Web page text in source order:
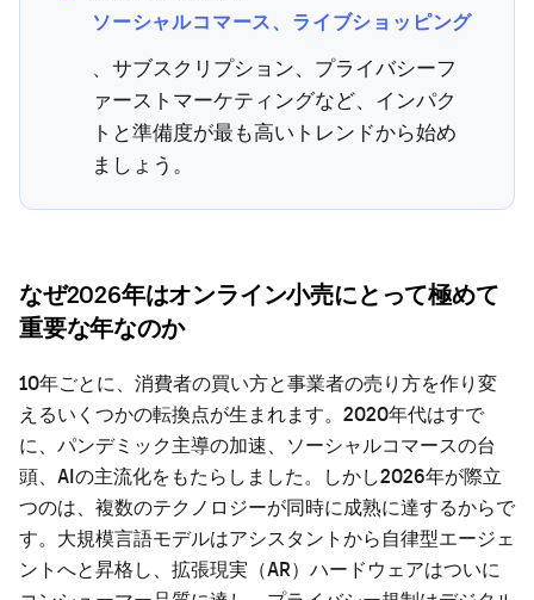
ソーシャルコマース、ライブショッピング
、サブスクリプション、プライバシーフ
ァーストマーケティングなど、インパク
トと準備度が最も高いトレンドから始め
ましょう。
なぜ2026年はオンライン小売にとって極めて
重要な年なのか
10年ごとに、消費者の買い方と事業者の売り方を作り変
えるいくつかの転換点が生まれます。2020年代はすで
に、パンデミック主導の加速、ソーシャルコマースの台
頭、AIの主流化をもたらしました。しかし2026年が際立
つのは、複数のテクノロジーが同時に成熟に達するからで
す。大規模言語モデルはアシスタントから自律型エージェ
ントへと昇格し、拡張現実（AR）ハードウェアはついに